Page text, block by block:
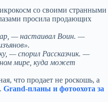
со своими странными
просила продающих
— настаивал Воин. —
— спорил Рассказчик. —
мире, куда может
что продает не роскошь, а
Grand-планы и фотоохота за